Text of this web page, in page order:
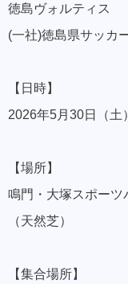
徳島ヴォルティス
(一社)徳島県サッカ
【日時】
2026年5月30日（土
【場所】
鳴門・大塚スポー
（天然芝）
【集合場所】